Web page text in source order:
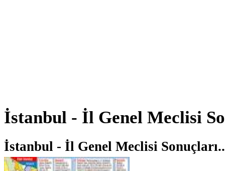
İstanbul - İl Genel Meclisi
İstanbul - İl Genel Meclisi